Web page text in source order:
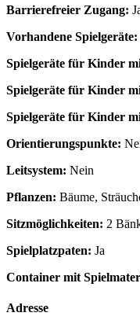
Barrierefreier Zugang:
Vorhandene Spielgeräte:
Spielgeräte für Kinder
Spielgeräte für Kinder
Spielgeräte für Kinder
Orientierungspunkte:
Leitsystem: Nein
Pflanzen: Bäume,
Sitzmöglichkeiten: 2
Spielplatzpaten: Ja
Container mit
Adresse